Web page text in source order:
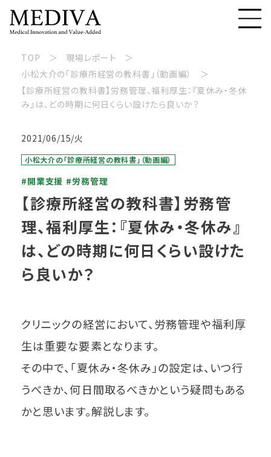
TOP
現場レポート
小松大介の「診療所経営の教科書」（動画編）
【診療所経営の教科書】労務管理、福利厚生：『夏休み・冬休
み』は、どの時期に何日くらい設けたら良いか？
2021/06/15/火
小松大介の「診療所経営の教科書」（動画編）
#開業支援 #労務管理
【診療所経営の教科書】労務管
理、福利厚生：『夏休み・冬休み』
は、どの時期に何日くらい設けた
ら良いか？
クリニックの経営において、労務管理や福利厚
生は重要な要素となります。
その中で、「夏休み・冬休み」の設定は、いつ行
うべきか、何日間取るべきかという疑問もある
かと思います。解説します。